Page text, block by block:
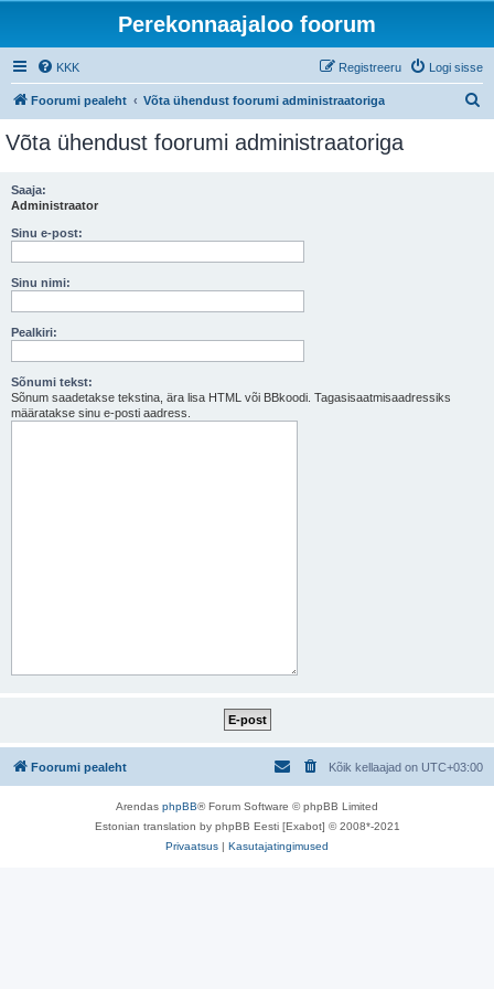
Perekonnaajaloo foorum
KKK Logi sisse
Registreeru
Foorumi pealeht Võta ühendust foorumi administraatoriga
Võta ühendust foorumi administraatoriga
Saaja:
Administraator
Sinu e-post:
Sinu nimi:
Pealkiri:
Sõnumi tekst:
Sõnum saadetakse tekstina, ära lisa HTML või BBkoodi. Tagasisaatmisaadressiks
määratakse sinu e-posti aadress.
Foorumi pealeht Kõik kellaajad on UTC+03:00
Arendas phpBB® Forum Software © phpBB Limited
Estonian translation by phpBB Eesti [Exabot] © 2008*-2021
Privaatsus | Kasutajatingimused